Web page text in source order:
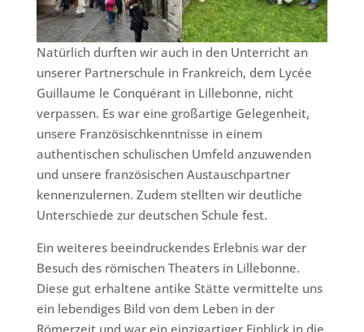
Natürlich durften wir auch in den Unterricht an
unserer Partnerschule in Frankreich, dem Lycée
Guillaume le Conquérant in Lillebonne, nicht
verpassen. Es war eine großartige Gelegenheit,
unsere Französischkenntnisse in einem
authentischen schulischen Umfeld anzuwenden
und unsere französischen Austauschpartner
kennenzulernen. Zudem stellten wir deutliche
Unterschiede zur deutschen Schule fest.
Ein weiteres beeindruckendes Erlebnis war der
Besuch des römischen Theaters in Lillebonne.
Diese gut erhaltene antike Stätte vermittelte uns
ein lebendiges Bild von dem Leben in der
Römerzeit und war ein einzigartiger Einblick in die